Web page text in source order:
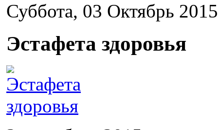
Суббота, 03 Октябрь
Эстафета здоровья